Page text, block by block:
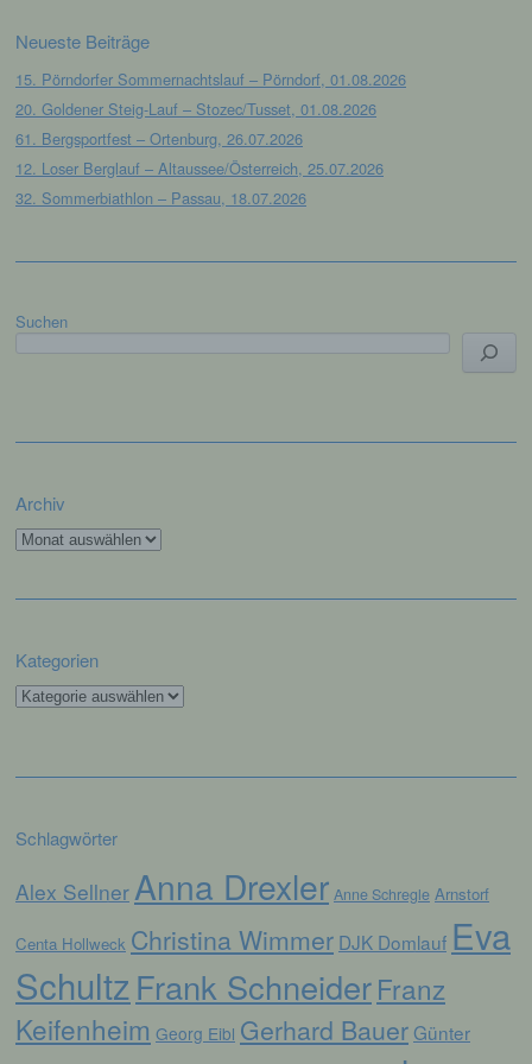
Neueste Beiträge
15. Pörndorfer Sommernachtslauf – Pörndorf, 01.08.2026
20. Goldener Steig-Lauf – Stozec/Tusset, 01.08.2026
61. Bergsportfest – Ortenburg, 26.07.2026
12. Loser Berglauf – Altaussee/Österreich, 25.07.2026
32. Sommerbiathlon – Passau, 18.07.2026
Suchen
Archiv
Archiv
Kategorien
Kategorien
Schlagwörter
Alex SellnerAnna Drexler Anne Schregle Arnstorf
Centa Hollweck Christina Wimmer DJK Domlauf Eva
SchultzFrank SchneiderFranz
Keifenheim Georg Eibl Gerhard Bauer Günter
Göttweiger Str. 45
94032 Passau
Deutschland
E-Mail: info@lgpassau.de
SessionStorage. Dies dient dazu, unser Angebot
über einen Internetbrowser auf einem
LocalStorage und SessionStorage durch
entsprechende Einstellung in Ihrem Browser
verhindern.
Kennung des Cookies. Sie besteht aus einer
Zeichenfolge, durch welche Internetseiten und
Server dem konkreten Internetbrowser zugeordnet
Internetseiten und Servern, den individuellen
Internetbrowsern, die andere Cookies enthalten,
zu unterscheiden. Ein bestimmter Internetbrowser
kann über die eindeutige Cookie-ID wiedererkannt
und identifiziert werden.
Durch den Einsatz von Cookies kann den Nutzern
bereitstellen, die ohne die Cookie-Setzung nicht
Mittels eines Cookies können die Informationen